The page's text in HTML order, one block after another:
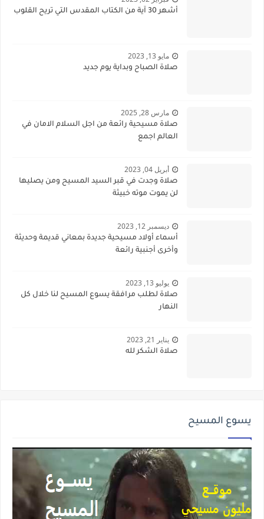
أشهر 30 آية من الكتاب المقدس التي تريح القلوب
مايو 13, 2023
صلاة الصباح وبداية يوم جديد
مارس 28, 2025
صلاة مسيحية رائعة من اجل السلام الامان في
العالم اجمع
أبريل 04, 2023
صلاة وجدت في قبر السيد المسيح ومن يصليها
لن يموت موته خبيثة
ديسمبر 12, 2023
أسماء أولاد مسيحية جديدة بمعاني قديمة وحديثة
وأخرى أجنبية رائعة
يوليو 13, 2023
صلاة لطلب مرافقة يسوع المسيح لنا خلال كل
النهار
يناير 21, 2023
صلاة الشكر لله
يسوع المسيح